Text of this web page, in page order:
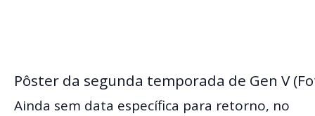
Pôster da segunda temporada de Gen V
Ainda sem data específica para retorno, no